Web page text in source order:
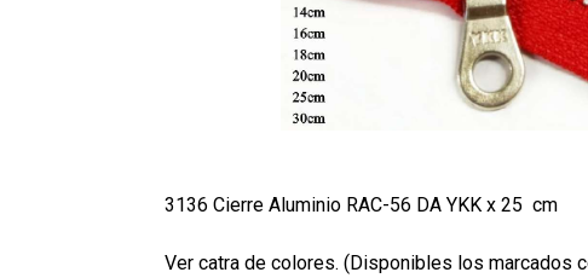
3136 Cierre Aluminio RAC-56 DA YKK x 25 cm
Ver catra de colores. (Disponibles los marcados